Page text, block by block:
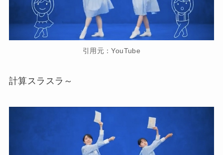
引用元：YouTube
計算スラスラ～